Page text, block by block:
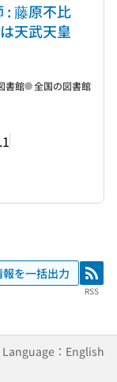
: 藤原不比
天武天皇
書館 全国の図書館
を一括出力 RSS
RSS
Language：English